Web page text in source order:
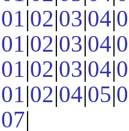
01|02|03|04|
01|02|03|04|
01|02|03|04|
01|02|04|05|
07|